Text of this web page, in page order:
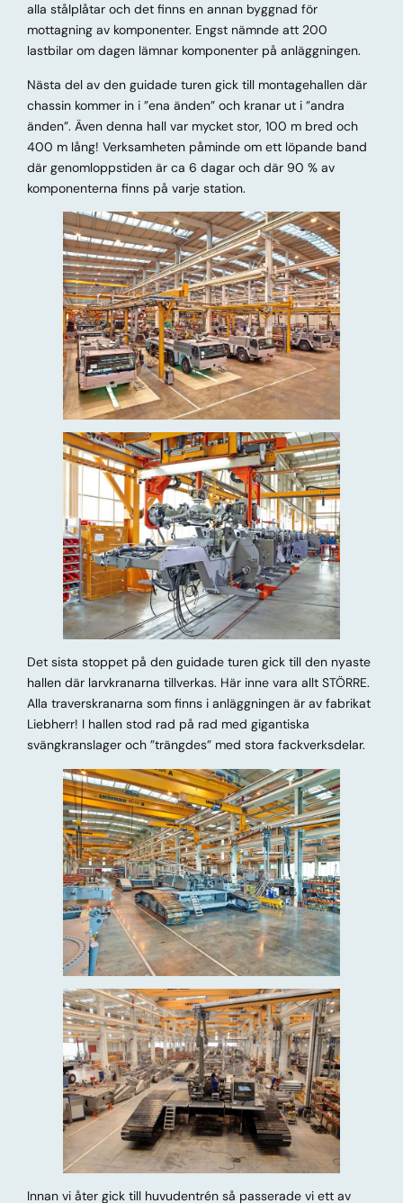
alla stålplåtar och det finns en annan byggnad för
mottagning av komponenter. Engst nämnde att 200
lastbilar om dagen lämnar komponenter på anläggningen.
Nästa del av den guidade turen gick till montagehallen där
chassin kommer in i ”ena änden” och kranar ut i ”andra
änden”. Även denna hall var mycket stor, 100 m bred och
400 m lång! Verksamheten påminde om ett löpande band
där genomloppstiden är ca 6 dagar och där 90 % av
komponenterna finns på varje station.
Det sista stoppet på den guidade turen gick till den nyaste
hallen där larvkranarna tillverkas. Här inne vara allt STÖRRE.
Alla traverskranarna som finns i anläggningen är av fabrikat
Liebherr! I hallen stod rad på rad med gigantiska
svängkranslager och ”trängdes” med stora fackverksdelar.
Innan vi åter gick till huvudentrén så passerade vi ett av